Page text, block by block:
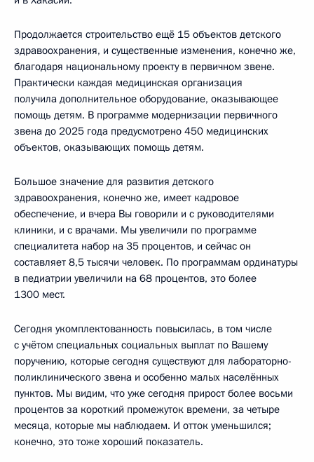
Продолжается строительство ещё 15 объектов детского
здравоохранения, и существенные изменения, конечно же,
благодаря национальному проекту в первичном звене.
Практически каждая медицинская организация
получила дополнительное оборудование, оказывающее
помощь детям. В программе модернизации первичного
звена до 2025 года предусмотрено 450 медицинских
объектов, оказывающих помощь детям.
Большое значение для развития детского
здравоохранения, конечно же, имеет кадровое
обеспечение, и вчера Вы говорили и с руководителями
клиники, и с врачами. Мы увеличили по программе
специалитета набор на 35 процентов, и сейчас он
составляет 8,5 тысячи человек. По программам ординатуры
в педиатрии увеличили на 68 процентов, это более
1300 мест.
Сегодня укомплектованность повысилась, в том числе
с учётом специальных социальных выплат по Вашему
поручению, которые сегодня существуют для лабораторно-
поликлинического звена и особенно малых населённых
пунктов. Мы видим, что уже сегодня прирост более восьми
процентов за короткий промежуток времени, за четыре
месяца, которые мы наблюдаем. И отток уменьшился;
конечно, это тоже хороший показатель.